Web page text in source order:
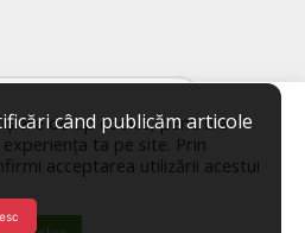
când publicăm articole
de tip cookie, pentru a
ta pe site. Prin
acceptarea utilizării acestui